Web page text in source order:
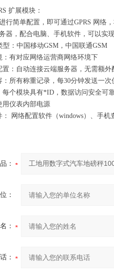
扩展模块：
行简单配置，即可通过GPRS 网络
器，配合电脑、手机软件，可以实
型：中国移动GSM，中国联通GSM
：有对应网络运营商网络环境下
置：自动连接云端服务器，无需额外
：所有称重记录，每30分钟发送一次
每个模块具有*ID，数据访问安全可
用仪表内部电源
： 网络配置软件（windows）、手机
：
：
：
：